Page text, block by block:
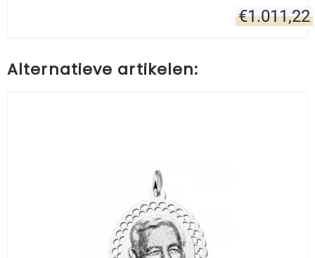
€1.011,22
Alternatieve artikelen: